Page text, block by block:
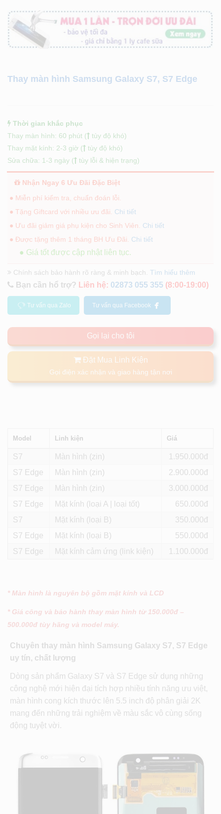
Thay màn hình Samsung Galaxy S7, S7 Edge
Thời gian khắc phục
Thay màn hình: 60 phút (
tùy độ khó)
Thay mặt kính: 2-3 giờ (
tùy độ khó)
Sửa chữa: 1-3 ngày (
tùy lỗi & hiện trạng)
Nhận Ngay 6 Ưu Đãi Đặc Biệt
● Miễn phí kiểm tra, chuẩn đoán lỗi.
● Tặng Giftcard với nhiều ưu đãi. Chi tiết
● Ưu đãi giảm giá phụ kiện cho Sinh Viên. Chi tiết
● Được tặng thêm 1 tháng BH Ưu Đãi. Chi tiết
● Giá tốt được cập nhật liên tục.
Chính sách bảo hành rõ ràng & minh bạch. Tìm hiểu thêm
Bạn cần hổ trợ? Liên hệ: 02873 055 355 (8:00-19:00)
Tư vấn qua Zalo Tư vấn qua Facebook
Gọi lại cho tôi
Đặt Mua Linh Kiện
Gọi điện xác nhận và giao hàng tận nơi
Model Linh kiện Giá
S7 Màn hình (zin)
1.950
S7 Edge
Màn hình (zin)
2.900
S7 Edge
Màn hình (zin)
3.000
S7 Edge
Mặt kính (loại A | loại tốt)
650
S7
Mặt kính (loại B)
350
S7 Edge
Mặt kính (loại B)
550
S7 Edge
Mặt kính cảm ứng (link kiện) 1.100
* Màn hình là nguyên bộ gồm mặt kính và LCD
* Giá công và bảo hành thay màn hình từ 150.000đ –
500.000đ tùy hãng và model máy.
Chuyên thay màn hình Samsung Galaxy S7, S7 Edge
uy tín, chất lượng
Dòng sản phẩm Galaxy S7 và S7 Edge sử dụng những
công nghệ mới hiện đại tích hợp nhiều tính năng ưu việt,
màn hình cong kích thước lên 5.5 inch độ phân giải 2K
mang đến những trải nghiệm về màu sắc vô cùng sống
động tuyệt vời.